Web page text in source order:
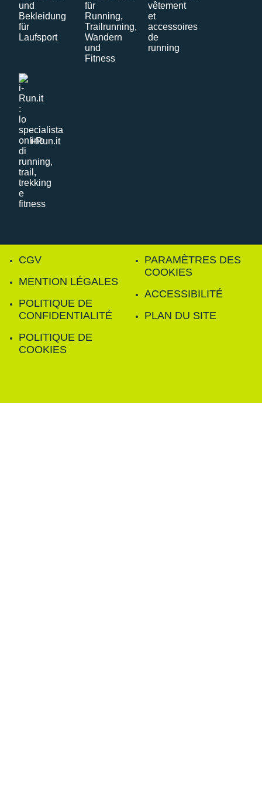
i-Run.it
CGV
MENTION LÉGALES
POLITIQUE DE
CONFIDENTIALITÉ
POLITIQUE DE
COOKIES
PARAMÈTRES DES
COOKIES
ACCESSIBILITÉ
PLAN DU SITE